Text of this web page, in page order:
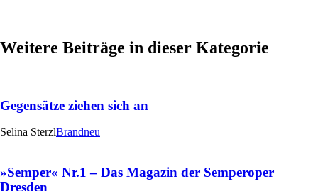
Weitere Beiträge in dieser Kategorie
Gegensätze ziehen sich an
Selina SterzlBrandneu
»Semper« Nr.1 – Das Magazin der Semperoper
Dresden